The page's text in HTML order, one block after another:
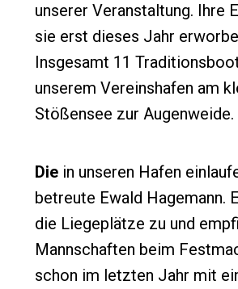
unserer Veranstaltung. Ihre
sie erst dieses Jahr
Insgesamt 11
unserem Vereinshafen am
Stößensee zur Augenweide.
Diein unseren Hafen
betreute Ewald Hagemann.
die Liegeplätze zu und
Mannschaften beim
schon im letzten Jahr mit